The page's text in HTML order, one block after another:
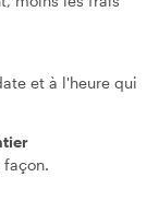
et à l'heure qui